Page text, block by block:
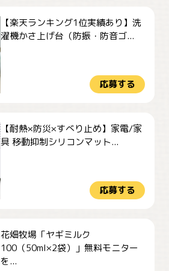
【楽天ランキング1位実績あり】洗
濯機かさ上げ台（防振・防音ゴ...
応募する
【耐熱×防災×すべり止め】家電/家
具 移動抑制シリコンマット...
応募する
花畑牧場「ヤギミルク
100（50ml×2袋）」無料モニター
を...